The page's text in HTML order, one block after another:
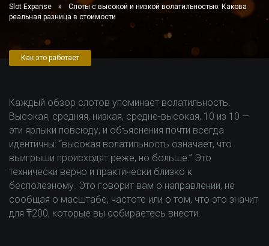
Slot Expanse »
Слоты с высокой и низкой волатильностью: Какова
реальная разница в стоимости
Как это работает
Каждый обзор слотов упоминает волатильность.
Высокая, средняя, низкая, средне-высокая, 10 из 10 —
эти ярлыки повсюду, и объяснения почти всегда
идентичны: “высокая волатильность означает, что
выигрыши происходят реже, но больше.” Это
технически верно и практически близко к
бесполезному. Это говорит вам о направлении, не
сообщая о масштабе, частоте или о том, что это значит
для ₸200, которые вы собираетесь внести.